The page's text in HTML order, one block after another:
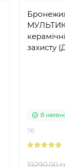
захисту
В
76
19290.00